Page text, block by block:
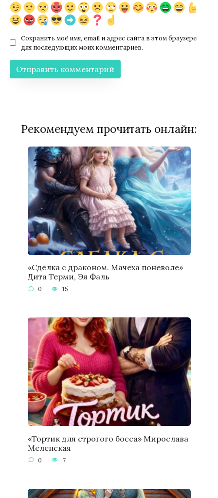
Сохранить моё имя, email и адрес сайта в этом браузере
для последующих моих комментариев.
Рекомендуем прочитать онлайн:
«Сделка с драконом. Мачеха поневоле»
Дита Терми, Эя Фаль
0 15
«Тортик для строгого босса» Мирослава
Меленская
0 7